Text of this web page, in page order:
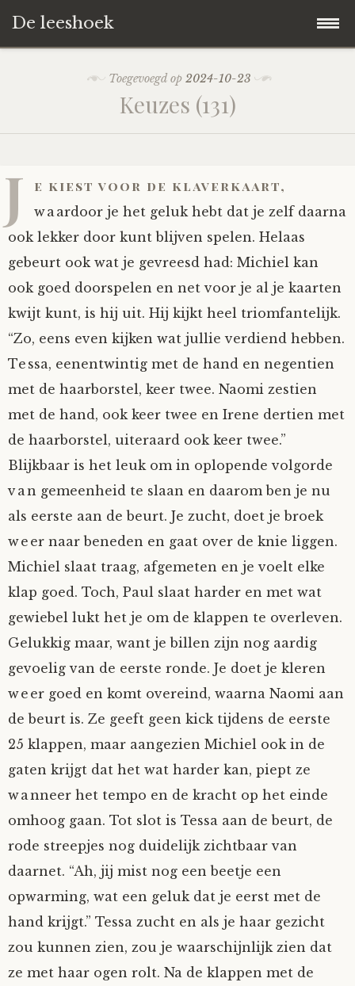
De leeshoek
Wie zijn we?
Nieuw op de site
Woordenboek
De hele kast
Alternatieve straffen
Instrumenten
Op ontdekkingsreis
Spelletjes
HD-Archief
Hoe geef je?
Hoe krijg je?
Instrumenten
Alle verhalen
Verhalen van De Leeshoek
Algae
Ben Hands-on
Bill-A-Cook
Björn
Clarity
Diderod
Faith
Fioontje
Gralin
Henricus
Jack
Johanna
Verhalen van de HD-site
Verhalen van Anne en Bill
Anne
Bill
Interactieve verhalen
Polls
Averechts
Mijn Account
Toegevoegd op2024-10-23
Keuzes (131)
J e kiest voor de klaverkaart,
waardoor je het geluk hebt dat je zelf daarna
ook lekker door kunt blijven spelen. Helaas
gebeurt ook wat je gevreesd had: Michiel kan
ook goed doorspelen en net voor je al je kaarten
kwijt kunt, is hij uit. Hij kijkt heel triomfantelijk.
“Zo, eens even kijken wat jullie verdiend hebben.
Tessa, eenentwintig met de hand en negentien
met de haarborstel, keer twee. Naomi zestien
met de hand, ook keer twee en Irene dertien met
de haarborstel, uiteraard ook keer twee.”
Blijkbaar is het leuk om in oplopende volgorde
van gemeenheid te slaan en daarom ben je nu
als eerste aan de beurt. Je zucht, doet je broek
weer naar beneden en gaat over de knie liggen.
Michiel slaat traag, afgemeten en je voelt elke
klap goed. Toch, Paul slaat harder en met wat
gewiebel lukt het je om de klappen te overleven.
Gelukkig maar, want je billen zijn nog aardig
gevoelig van de eerste ronde. Je doet je kleren
weer goed en komt overeind, waarna Naomi aan
de beurt is. Ze geeft geen kick tijdens de eerste
25 klappen, maar aangezien Michiel ook in de
gaten krijgt dat het wat harder kan, piept ze
wanneer het tempo en de kracht op het einde
omhoog gaan. Tot slot is Tessa aan de beurt, de
rode streepjes nog duidelijk zichtbaar van
daarnet. “Ah, jij mist nog een beetje een
opwarming, wat een geluk dat je eerst met de
hand krijgt.” Tessa zucht en als je haar gezicht
zou kunnen zien, zou je waarschijnlijk zien dat
ze met haar ogen rolt. Na de klappen met de